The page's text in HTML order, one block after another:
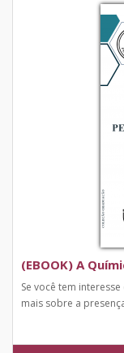
(EBOOK)
Se você tem
mais sobre a